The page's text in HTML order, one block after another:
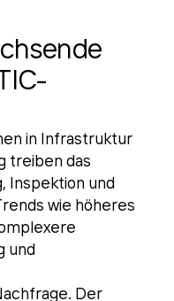
in Infrastruktur
treiben das
Inspektion und
wie höheres
und
Der